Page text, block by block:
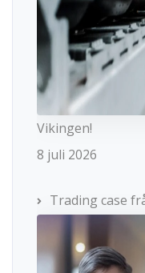
Vikingen!
8 juli 2026
Trading case